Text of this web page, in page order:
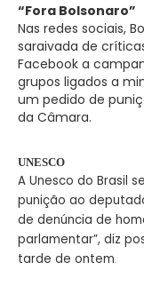
“Fora Bolsonaro”
Nas redes sociais,
saraivada de
Facebook a
grupos ligados a
um pedido de
da Câmara.
UNESCO
A Unesco do Brasil
punição ao
de denúncia de
parlamentar”, diz
tarde de ontem.